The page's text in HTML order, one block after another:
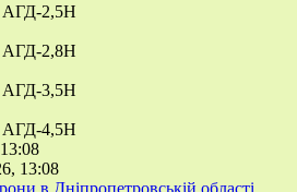
АГД-2,5Н
АГД-2,8Н
АГД-3,5Н
АГД-4,5Н
13:08
в Дніпропетровській області